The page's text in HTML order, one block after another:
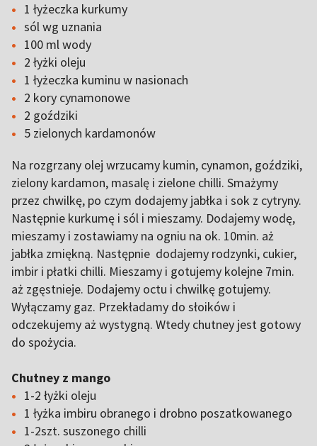
1 łyżeczka kurkumy
sól wg uznania
100 ml wody
2 łyżki oleju
1 łyżeczka kuminu w nasionach
2 kory cynamonowe
2 goździki
5 zielonych kardamonów
Na rozgrzany olej wrzucamy kumin, cynamon, goździki,
zielony kardamon, masalę i zielone chilli. Smażymy
przez chwilkę, po czym dodajemy jabłka i sok z cytryny.
Następnie kurkumę i sól i mieszamy. Dodajemy wodę,
mieszamy i zostawiamy na ogniu na ok. 10min. aż
jabłka zmiękną. Następnie dodajemy rodzynki, cukier,
imbir i płatki chilli. Mieszamy i gotujemy kolejne 7min.
aż zgęstnieje. Dodajemy octu i chwilkę gotujemy.
Wyłączamy gaz. Przekładamy do słoików i
odczekujemy aż wystygną. Wtedy chutney jest gotowy
do spożycia.
Chutney z mango
1-2 łyżki oleju
1 łyżka imbiru obranego i drobno poszatkowanego
1-2szt. suszonego chilli